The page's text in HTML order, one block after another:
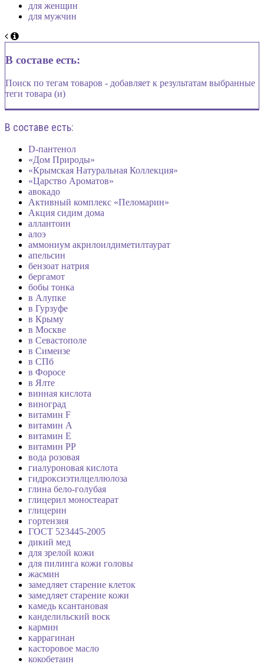
для женщин
для мужчин
В составе есть:
Поиск по тегам товаров - добавляет к результатам выбранные
теги товара (и)
В составе есть:
D-пантенол
«Дом Природы»
«Крымская Натуральная Коллекция»
«Царство Ароматов»
авокадо
Активный комплекс «Пеломарин»
Акция сидим дома
аллантоин
алоэ
аммониум акрилоилдиметилтаурат
апельсин
бензоат натрия
бергамот
бобы тонка
в Алупке
в Гурзуфе
в Крыму
в Москве
в Севастополе
в Симеизе
в СПб
в Форосе
в Ялте
винная кислота
виноград
витамин F
витамин А
витамин Е
витамин РР
вода розовая
гиалуроновая кислота
гидроксиэтилцеллюлоза
глина бело-голубая
глицерил моностеарат
глицерин
гортензия
ГОСТ 523445-2005
дикий мед
для зрелой кожи
для пилинга кожи головы
жасмин
замедляет старение клеток
замедляет старение кожи
камедь ксантановая
канделильский воск
кармин
каррагинан
касторовое масло
кокобетаин